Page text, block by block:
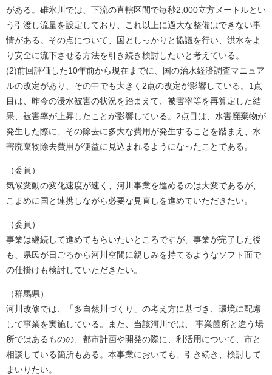
がある。碓氷川では、下流の直轄区間で毎秒2,000立方メートルとい
う引渡し流量を設定しており、これ以上に過大な整備はできない事
情がある。その点について、国としっかりと協議を行い、洪水をよ
り安全に流下させる方法を引き続き検討したいと考えている。
​(2)前回評価した10年前から現在までに、国の治水経済調査マニュア
ルの改定があり、その中でも大きく2点の改定が影響している。1点
目は、昨今の浸水被害の状況を踏まえて、被害率等を再算定した結
果、被害率が上昇したことが影響している。2点目は、水害廃棄物が
発生した際に、その除去に多大な費用が発生することを踏まえ、水
害廃棄物除去費用が便益に見込まれるようになったことである。
（委員）
気候変動の変化速度が速く、河川事業を進めるのは大変であるが、
こまめに国と連携しながら必要な見直しを進めていただきたい。
（委員）
事業は継続して進めてもらいたいところですが、事業が完了した後
も、県民が日ごろから河川空間に親しみを持てるようなソフト面で
の仕掛けも検討していただきたい。
（群馬県）
河川改修では、「多自然川づくり」の考え方に基づき、環境に配慮
して事業を実施している。また、当該河川では、 事業箇所と違う場
所ではあるものの、都市計画や開発の際に、利活用について、市と
相談している箇所もある。本事業においても、引き続き、検討して
まいりたい。